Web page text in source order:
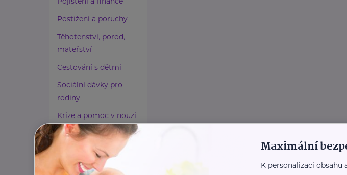
Postižení a poruchy
Těhotenství, porod,
mateřství
Cestování s dětmi
Sociální dávky pro
rodiny
Krize a pomoc v nouzi
Paliativní péče
Rady a tipy
Harmonie duše a těla
Maximální
K personalizaci